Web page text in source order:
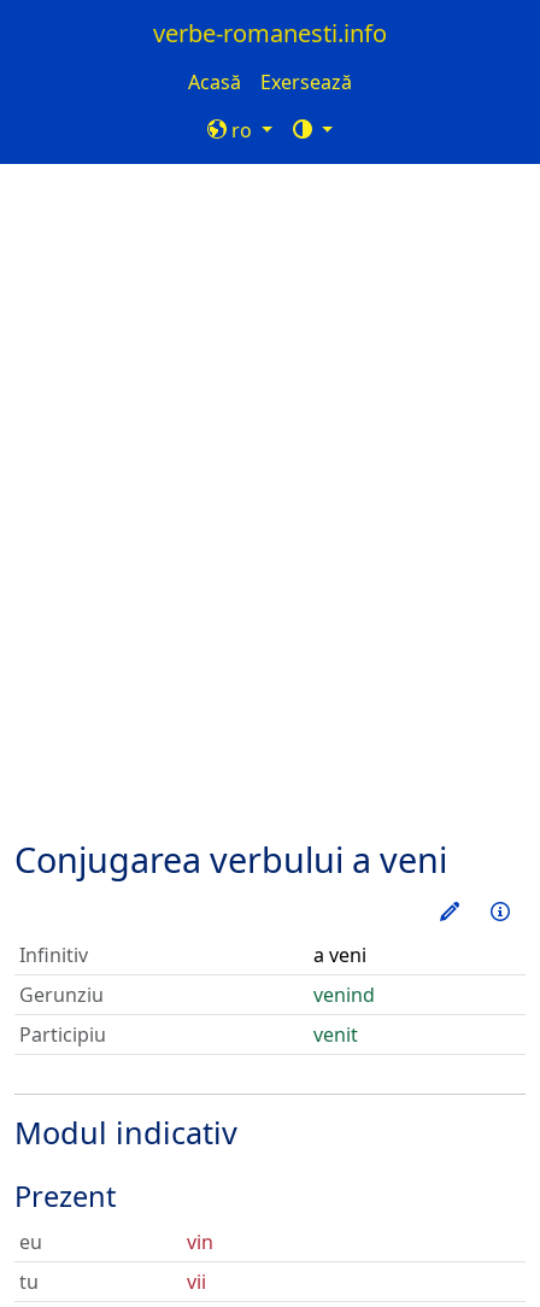
verbe-romanesti.info
Acasă
Exersează
ro
Conjugarea verbului a veni
Infinitiv
a veni
Gerunziu
venind
Participiu
venit
Modul indicativ
Prezent
eu
vin
tu
vii